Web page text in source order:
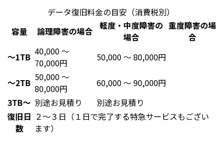
データ復旧料金の目安（消費税別）
容量
論理障害の場合
軽度・中度障害の
場合
重度障害の場
合
～1TB 40,000 ～
70,000円
50,000 ～ 80,000円
～2TB 50,000 ～
80,000円
60,000 ～ 90,000円
3TB～ 別途お見積り
別途お見積り
復旧日
数
２～３日（１日で完了する特急サービスもござい
ます）